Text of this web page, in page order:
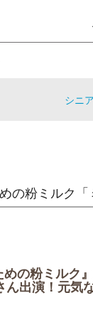
シニ
の粉ミルク「
の粉ミルク
出演！元気